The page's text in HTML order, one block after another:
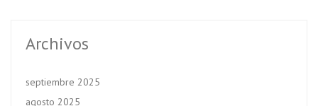
Archivos
septiembre 2025
agosto 2025